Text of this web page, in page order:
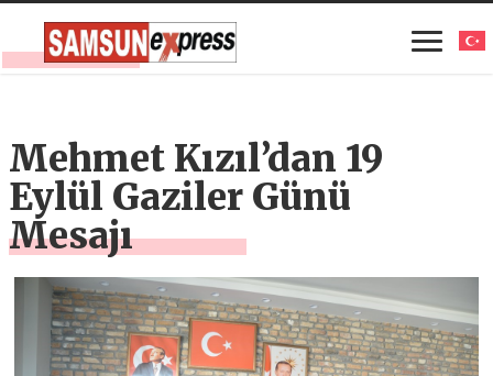
Mehmet Kızıl’dan 19
Eylül Gaziler Günü
Mesajı